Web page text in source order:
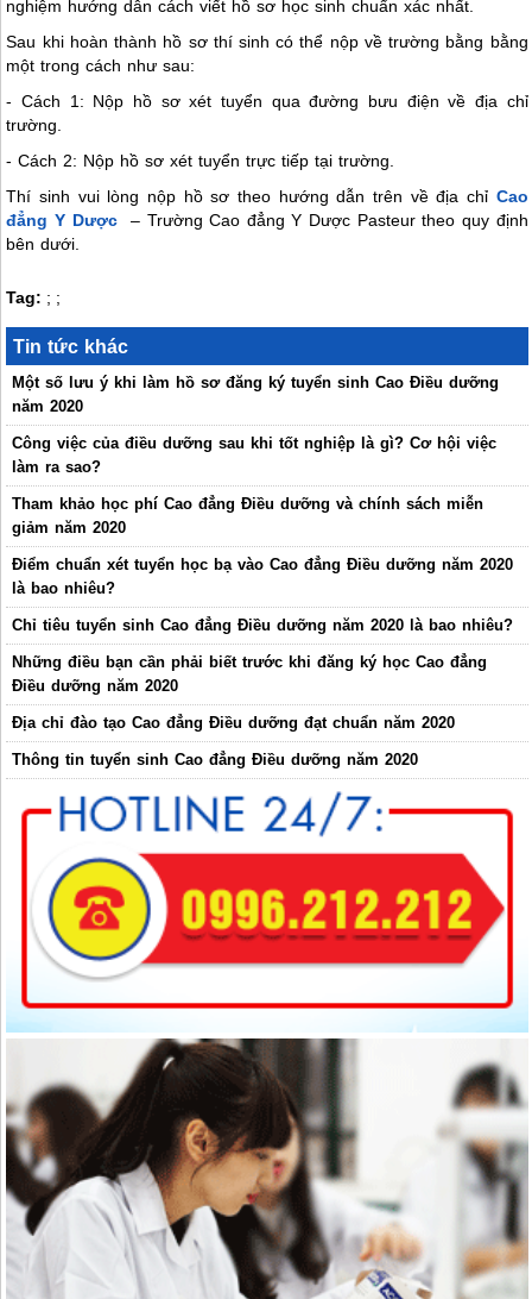
nghiệm hướng dẫn cách viết hồ sơ học sinh chuẩn xác nhất.
Sau khi hoàn thành hồ sơ thí sinh có thể nộp về trường bằng bằng
một trong cách như sau:
- Cách 1: Nộp hồ sơ xét tuyển qua đường bưu điện về địa chỉ
trường.
- Cách 2: Nộp hồ sơ xét tuyển trực tiếp tại trường.
Thí sinh vui lòng nộp hồ sơ theo hướng dẫn trên về địa chỉ Cao
đẳng Y Dược– Trường Cao đẳng Y Dược Pasteur theo quy định
bên dưới.
Tag: ; ;
Tin tức khác
Một số lưu ý khi làm hồ sơ đăng ký tuyển sinh Cao Điều dưỡng
năm 2020
Công việc của điều dưỡng sau khi tốt nghiệp là gì? Cơ hội việc
làm ra sao?
Tham khảo học phí Cao đẳng Điều dưỡng và chính sách miễn
giảm năm 2020
Điểm chuẩn xét tuyển học bạ vào Cao đẳng Điều dưỡng năm 2020
là bao nhiêu?
Chỉ tiêu tuyển sinh Cao đẳng Điều dưỡng năm 2020 là bao nhiêu?
Những điều bạn cần phải biết trước khi đăng ký học Cao đẳng
Điều dưỡng năm 2020
Địa chỉ đào tạo Cao đẳng Điều dưỡng đạt chuẩn năm 2020
Thông tin tuyển sinh Cao đẳng Điều dưỡng năm 2020